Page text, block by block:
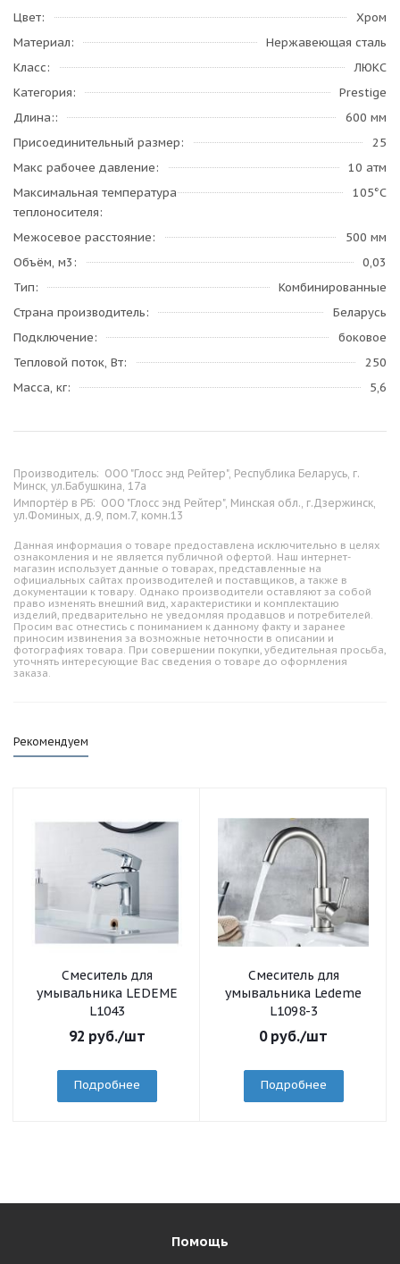
Цвет
Хром
Материал
Нержавеющая сталь
Класс
ЛЮКС
Категория
Prestige
Длина:
600 мм
Присоединительный размер
25
Макс рабочее давление
10 атм
Максимальная температура
теплоносителя
105°С
Межосевое расстояние
500 мм
Объём, м3
0,03
Тип
Комбинированные
Страна производитель
Беларусь
Подключение
боковое
Тепловой поток, Вт
250
Масса, кг
5,6
Производитель: ООО "Глосс энд Рейтер", Республика Беларусь, г.
Минск, ул.Бабушкина, 17а
Импортёр в РБ: ООО "Глосс энд Рейтер", Минская обл., г.Дзержинск,
ул.Фоминых, д.9, пом.7, комн.13
Данная информация о товаре предоставлена исключительно в целях
ознакомления и не является публичной офертой. Наш интернет-
магазин использует данные о товарах, представленные на
официальных сайтах производителей и поставщиков, а также в
документации к товару. Однако производители оставляют за собой
право изменять внешний вид, характеристики и комплектацию
изделий, предварительно не уведомляя продавцов и потребителей.
Просим вас отнестись с пониманием к данному факту и заранее
приносим извинения за возможные неточности в описании и
фотографиях товара. При совершении покупки, убедительная просьба,
уточнять интересующие Вас сведения о товаре до оформления
заказа.
Рекомендуем
Смеситель для
умывальника LEDEME
L1043
92 руб./шт
Подробнее
Смеситель для
умывальника Ledeme
L1098-3
0руб./шт
Подробнее
Помощь